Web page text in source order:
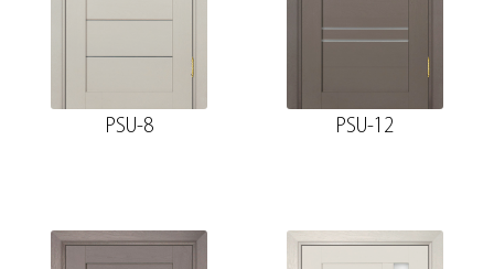
PSU-8 PSU-12